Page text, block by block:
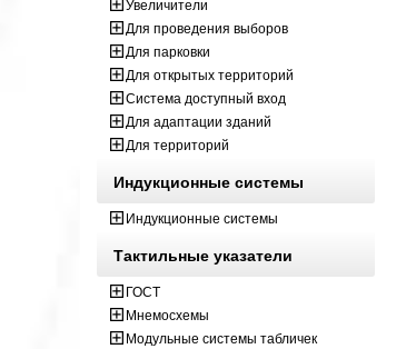
Увеличители
Для проведения выборов
Для парковки
Для открытых территорий
Система доступный вход
Для адаптации зданий
Для территорий
Индукционные системы
Индукционные системы
Тактильные указатели
ГОСТ
Мнемосхемы
Модульные системы табличек